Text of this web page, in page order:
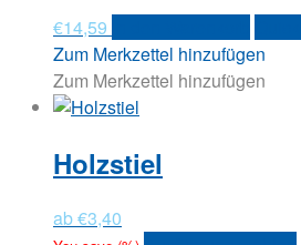
€14,59
Zum Merkzettel hinzufügen
Zum Merkzettel hinzufügen
Holzstiel
ab€3,40